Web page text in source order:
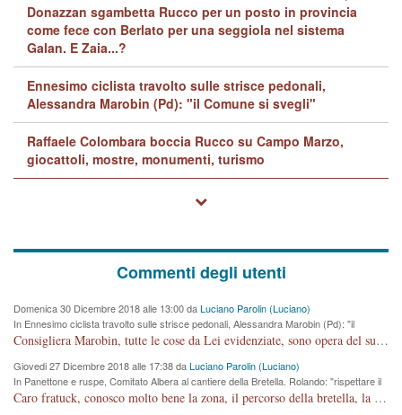
Donazzan sgambetta Rucco per un posto in provincia
come fece con Berlato per una seggiola nel sistema
Galan. E Zaia...?
Ennesimo ciclista travolto sulle strisce pedonali,
Alessandra Marobin (Pd): "il Comune si svegli"
Raffaele Colombara boccia Rucco su Campo Marzo,
giocattoli, mostre, monumenti, turismo
Commenti degli utenti
Domenica 30 Dicembre 2018 alle 13:00 daLuciano Parolin (Luciano)
In Ennesimo ciclista travolto sulle strisce pedonali, Alessandra Marobin (Pd): "il
Comune si svegli"
Consigliera Marobin, tutte le cose da Lei evidenziate, sono opera del suo ex Assessore e compagno di Partito Antonio Marco Dalla Pozza Assessore alla "progettazione" di piste ciclabili e altre porcherie. A lui manderei il conto da saldare per incidenti e danni alle persone. E' ora che "finiamola." Avete perso rassegnatevi. qui IL SINDACO RUCCO NON C'ENTRA PER NIENTE. CAPITO!!!!!!!! Amen.
Giovedi 27 Dicembre 2018 alle 17:38 daLuciano Parolin (Luciano)
In Panettone e ruspe, Comitato Albera al cantiere della Bretella. Rolando: "rispettare il
cronoprogramma"
Caro fratuck, conosco molto bene la zona, il percorso della bretella, la situazione dei cittadini, abito in Viale Trento. A partire dal 2003 ho partecipato al Comitato di Maddalene pro bretella, e a riunioni propositive per apportare modifiche al progetto. Numerose mie foto del territorio sono arrivate a Roma, altri miei interventi (non graditi dalla Sx) sono stati pubblicati dal GdV, assieme ad altri come Ciro Asproso, ora favorevole alla bretella. Ho partecipato alla raccolta firme per la chiusura della strada x 5 giorni eseguita dal Sindaco Hullwech per sforamento 180 Micro/g. Pertanto come impegno per la tematica sono apposto con la coscienza. Ora il Progetto è partito, fine! Voglio dire che la nuova Giunta "comunale" non c'entra più. L'opera sarà "malauguratamente" eseguita, ma non con il mio placet. Il Consigliere Comunale dovrebbe capire che la campagna elettorale è finita, con buona pace di tutti. Quello che invece dovrebbe interessare è la proprietà della strada, dall'uscita autostradale Ovest, sino alla Rotatoria dell'Albara, vi sono tre possessori: Autostrade SpA; La Provincia, il Comune. Come la mettiamo per il futuro ? I costi, da 50 sono saliti a 100 milioni di € come dire 20 milioni a KM (!) da non credere. Comunque si farà. Ma nessuno canti Vittoria, anzi meglio non farne un ulteriore fatto "partitico" per questioni elettorali o di seggio. Se mi manda la sua mail, sono disponibile ad inviare i documenti e le foto sopra descritte. Con ossequi, Luciano Parolin